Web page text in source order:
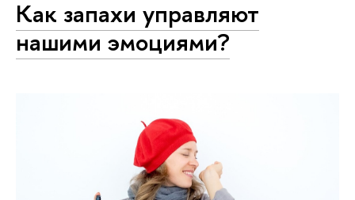
Как запахи управляют
нашими эмоциями?